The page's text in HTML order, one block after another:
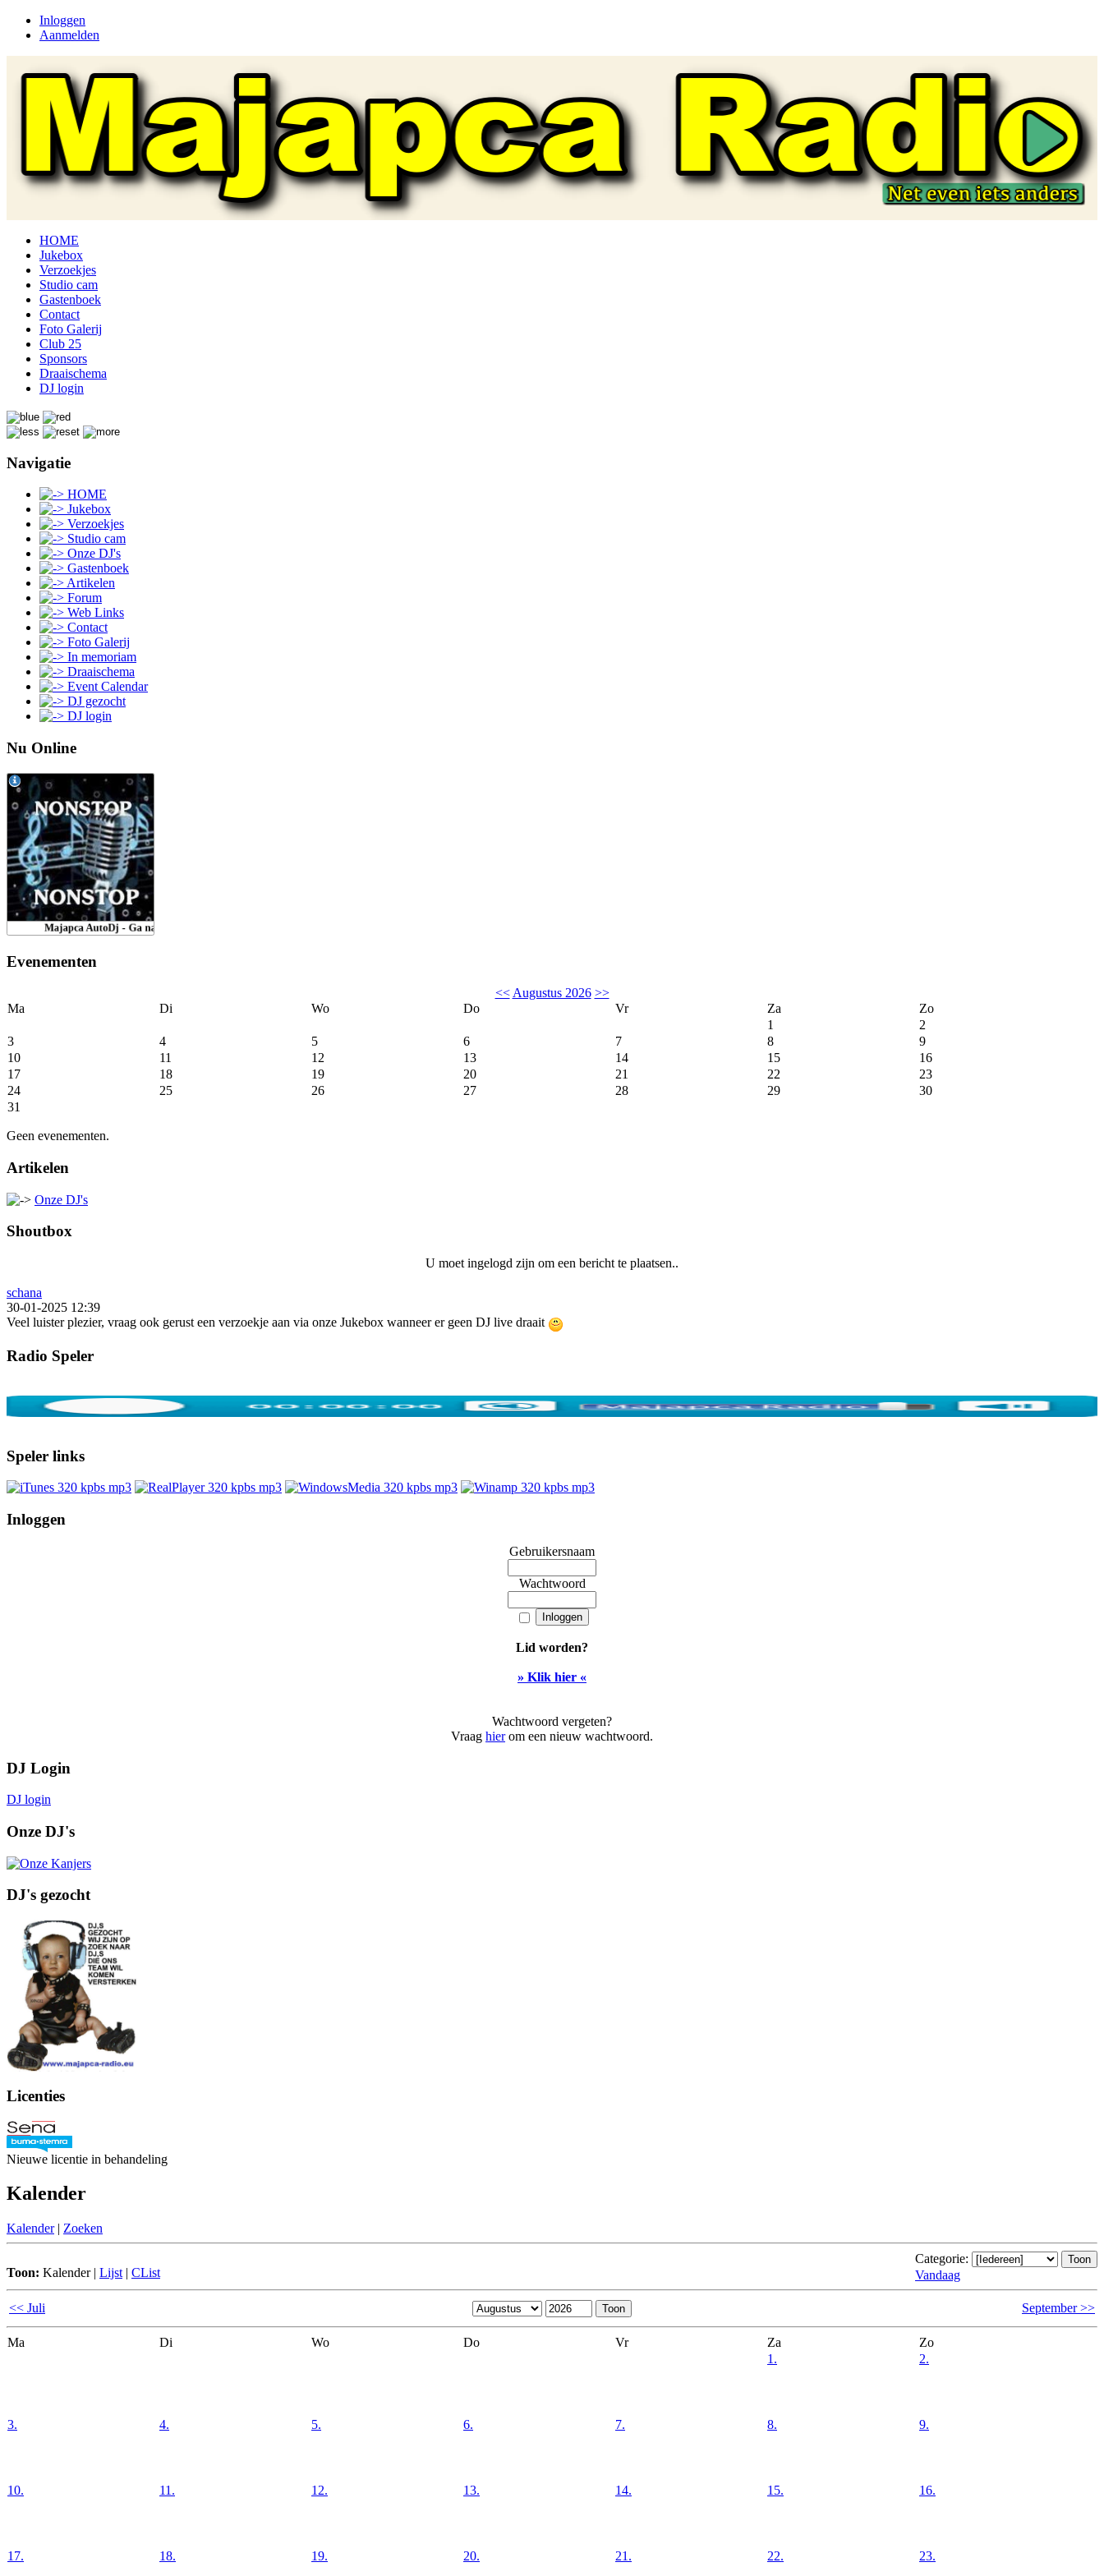
Inloggen
Aanmelden
HOME
Jukebox
Verzoekjes
Studio cam
Gastenboek
Contact
Foto Galerij
Club 25
Sponsors
Draaischema
DJ login
Navigatie
HOME
Jukebox
Verzoekjes
Studio cam
Onze DJ's
Gastenboek
Artikelen
Forum
Web Links
Contact
Foto Galerij
In memoriam
Draaischema
Event Calendar
DJ gezocht
DJ login
Nu Online
Evenementen
<< Augustus 2026 >>
Ma
Di Wo Do Vr Za
Zo
1
2
3
4 5 6 7 8
9
10
11 12 13 14 15
16
17
18 19 20 21 22
23
24
25 26 27 28 29
30
31
Geen evenementen.
Artikelen
Onze DJ's
Shoutbox
U moet ingelogd zijn om een bericht te plaatsen..
schana
30-01-2025 12:39
Veel luister plezier, vraag ook gerust een verzoekje aan via onze Jukebox wanneer er geen DJ live draait
Radio Speler
Speler links
Inloggen
Gebruikersnaam
Wachtwoord
Lid worden?
» Klik hier «
Wachtwoord vergeten?
Vraag hierom een nieuw wachtwoord.
DJ Login
DJ login
Onze DJ's
DJ's gezocht
Licenties
Nieuwe licentie in behandeling
Kalender
Kalender | Zoeken
Toon: Kalender| Lijst | CList
Categorie:
Vandaag
<< Juli September >>
Ma Di Wo Do Vr Za
Zo
1.
2.
3. 4. 5. 6. 7. 8. 9.
10. 11. 12. 13. 14. 15. 16.
17. 18. 19. 20. 21. 22. 23.